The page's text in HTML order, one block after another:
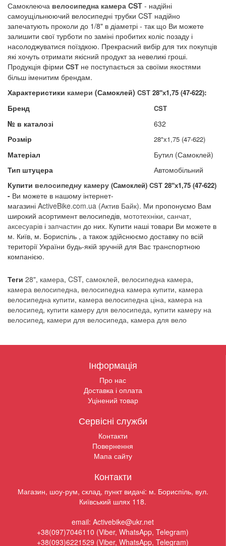
Самоклеюча велосипедна камера CST - надійні
самоущільнюючий велосипедні трубки CST надійно
запечатують проколи до 1/8" в діаметрі - так що Ви можете
залишити свої турботи по заміні пробитих коліс позаду і
насолоджуватися поїздкою. Прекрасний вибір для тих покупців
які хочуть отримати якісний продукт за невеликі гроші.
Продукція фірми CST не поступається за своїми якостями
більш іменитим брендам.
Характеристики камери (Самоклей) CST 28"х1,75 (47-622):
Бренд
CST
№ в каталозі
632
Розмір
28"х1,75 (47-622)
Матеріал
Бутил (Самоклей)
Тип штуцера
Автомобільний
Купити велосипедну камеру (Самоклей) CST 28"х1,75 (47-622)
- Ви можете в нашому інтернет-
магазині ActiveBike.com.ua (Актив Байк). Ми пропонуємо Вам
широкий асортимент велосипедів, мототехніки, санчат,
аксесуарів і запчастин до них. Купити наші товари Ви можете в
м. Київ, м. Бориспіль , а також здійснюємо доставку по всій
території України будь-якій зручній для Вас транспортною
компанією.
Теги 28", камера, CST, самоклей, велосипедна камера,
камера велосипедна, велосипедна камера купити, камера
велосипедна купити, камера велосипедна ціна, камера на
велосипед, купити камеру для велосипеда, купити камеру на
велосипед, камери для велосипеда, камера для вело
Інформація
Про нас
Доставка і оплата
Уцінений товар
Сервісні служби
Контакти
Повернення
Мапа сайту
Контакти
Магазин, шоу-рум, склад, пункт видачі: м. Бориспіль, вул.
Київський шлях 118.
email: Activebike@ukr.net
+38(097)7046110 (Viber, WhatsApp, Telegram)
+38(093)6221529 (Viber, WhatsApp, Telegram)